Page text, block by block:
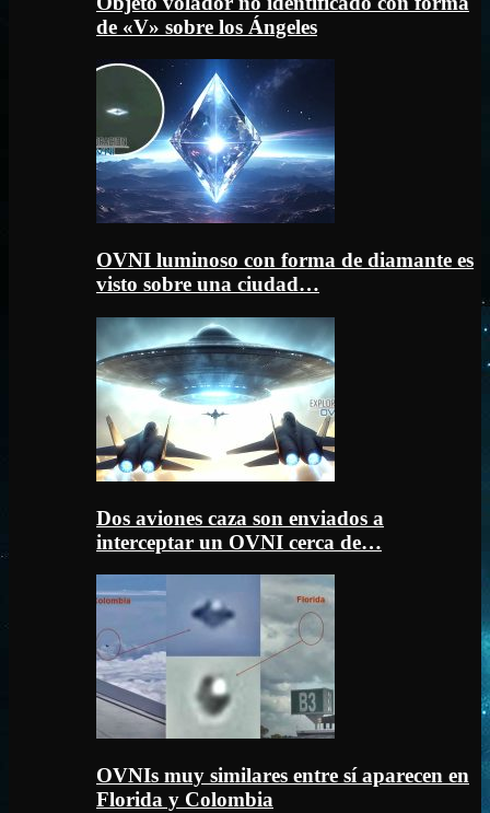
de «V» sobre los Ángeles
OVNI luminoso con forma de diamante es
visto sobre una ciudad…
Dos aviones caza son enviados a
interceptar un OVNI cerca de…
OVNIs muy similares entre sí aparecen en
Florida y Colombia